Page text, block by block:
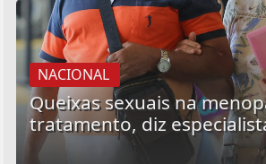
NACIONAL
Queixas sexuais na
tratamento, diz